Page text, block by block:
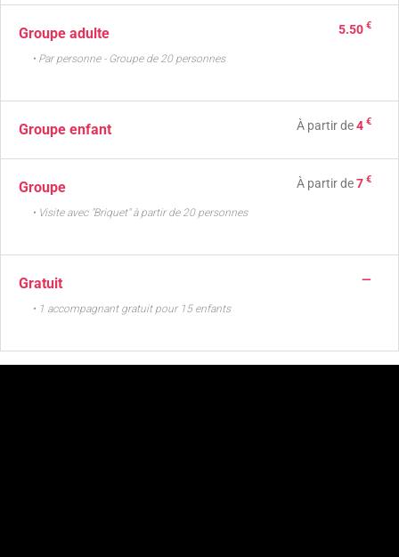
Groupe adulte 5.50 €
• Par personne - Groupe de 20 personnes
Groupe enfant À partir de4 €
Groupe À partir de7 €
• Visite avec "Briquet" à partir de 20 personnes
Gratuit —
• 1 accompagnant gratuit pour 15 enfants